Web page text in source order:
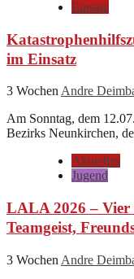
Einsatz
im Einsatz
3 WochenAndre
Am Sonntag, dem
Bezirks Neunkirchen,
Aktuelles
Jugend
LALA 2026 – Vier
Teamgeist,
3 Wochen Andre